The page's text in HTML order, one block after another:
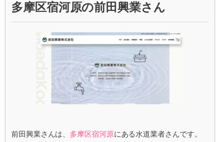
多摩区宿河原の前田興業さん
前田興業さんは、 多摩区宿河原にある水道業者さんです。